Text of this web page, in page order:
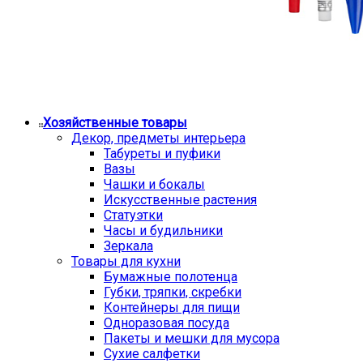
Хозяйственные товары
Декор, предметы интерьера
Табуреты и пуфики
Вазы
Чашки и бокалы
Искусственные растения
Статуэтки
Часы и будильники
Зеркала
Товары для кухни
Бумажные полотенца
Губки, тряпки, скребки
Контейнеры для пищи
Одноразовая посуда
Пакеты и мешки для мусора
Сухие салфетки